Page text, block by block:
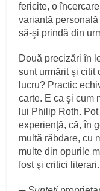
fericite, o
variantă
să-şi prindă din
Două precizări în
sunt urmărit şi citit
lucru? Practic
carte. E ca şi cum
lui Philip Roth.
experienţă, că, în
multă răbdare, cu
multe din opurile
fost şi critici literari.